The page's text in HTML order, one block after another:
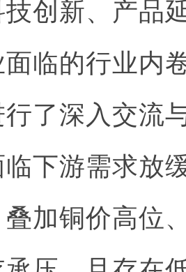
创新、产品
临的行业内
了深入交流
下游需求放
加铜价高位